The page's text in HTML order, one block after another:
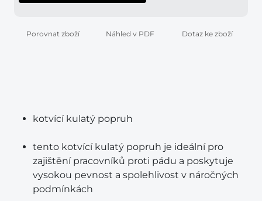
Porovnat zboží Náhled v PDF Dotaz ke zboží
kotvící kulatý popruh
tento kotvící kulatý popruh je ideální pro
zajištění pracovníků proti pádu a poskytuje
vysokou pevnost a spolehlivost v náročných
podmínkách